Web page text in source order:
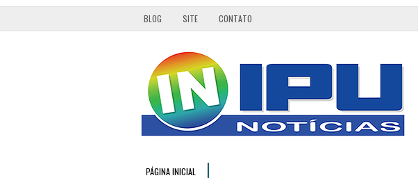
BLOG SITE CONTATO
PÁGINA INICIAL